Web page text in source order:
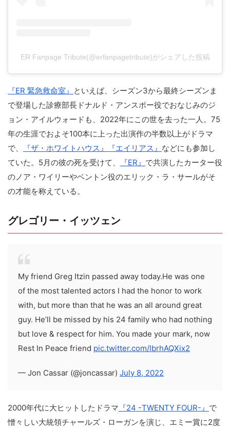
ER Fanpage Tribute(@erfanpagetribute)がシェアした投稿
『ER 緊急救命室』 といえば、シーズン3から最終シーズンま
で登場した診療部長ドナルド・アンスポー役でおなじみのジ
ョン・アイルウォードも、2022年にこの世を去った一人。75
年の生涯でおよそ100本に上った出演作の半数以上がドラマ
で、
『ザ・ホワイトハウス』 『エイリアス』 などにも参加し
ていた。5月の彼の死を受けて、
『ER』 で共演したカーター役
のノア・ワイリーやベントン役のエリック・ラ・サールがそ
の才能を称えている。
グレゴリー・イッツェン
My friend Greg Itzin passed away today.He was one
of the most talented actors I had the honor to work
with, but more than that he was an all around great
guy. He’ll be missed by his 24 family who had nothing
but love & respect for him. You made your mark, now
Rest In Peace friend pic.twitter.com/IbrhAQXix2
— Jon Cassar (@joncassar) July 8, 2022
2000年代に大ヒットしたドラマ 『24 -TWENTY FOUR-』 で
憎々しい大統領チャールズ・ローガンを演じ、エミー賞に2度